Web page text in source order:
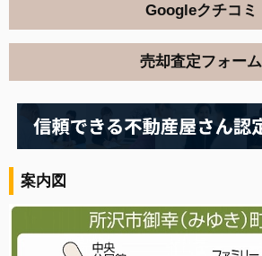
Googleクチコミ
売却査定フォーム
案内図